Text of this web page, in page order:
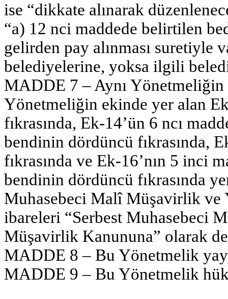
ise “dikkate alınarak
“a) 12 nci maddede belirtilen
gelirden pay alınması suretiyle
belediyelerine, yoksa ilgili
MADDE 7 – Aynı Yönetmeliğin
Yönetmeliğin ekinde yer alan
fıkrasında, Ek-14’ün 6 ncı
bendinin dördüncü fıkrasında,
fıkrasında ve Ek-16’nın 5 inci
bendinin dördüncü fıkrasında
Muhasebeci Malî Müşavirlik
ibareleri “Serbest Muhasebeci
Müşavirlik Kanununa” olarak
MADDE 8 – Bu Yönetmelik
MADDE 9 – Bu Yönetmelik